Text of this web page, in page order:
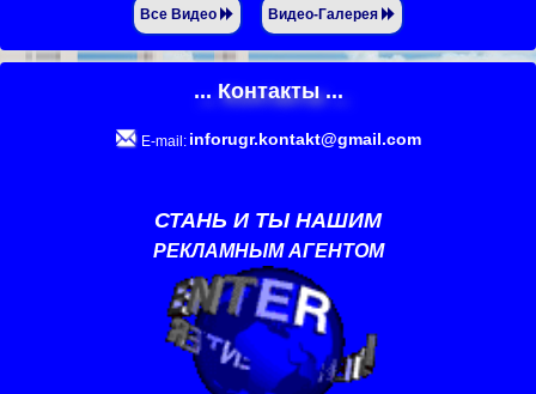
Все Видео Видео-Галерея
... Контакты ...
E-mail: inforugr.kontakt@gmail.com
СТАНЬ И ТЫ НАШИМ
РЕКЛАМНЫМ АГЕНТОМ